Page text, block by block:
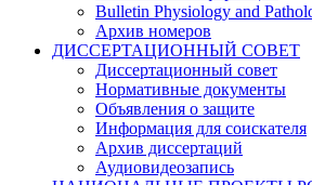
Bulletin Physiology and
Архив номеров
ДИССЕРТАЦИОННЫЙ СОВЕТ
Диссертационный совет
Нормативные документы
Объявления о защите
Информация для соискателя
Архив диссертаций
Аудиовидеозапись